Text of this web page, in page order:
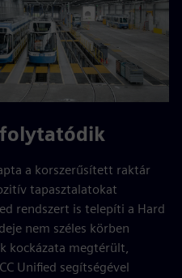
a korszerűsített raktár
tapasztalatokat
rendszert is telepíti a Hard
nem széles körben
kockázata megtérült,
Unified segítségével